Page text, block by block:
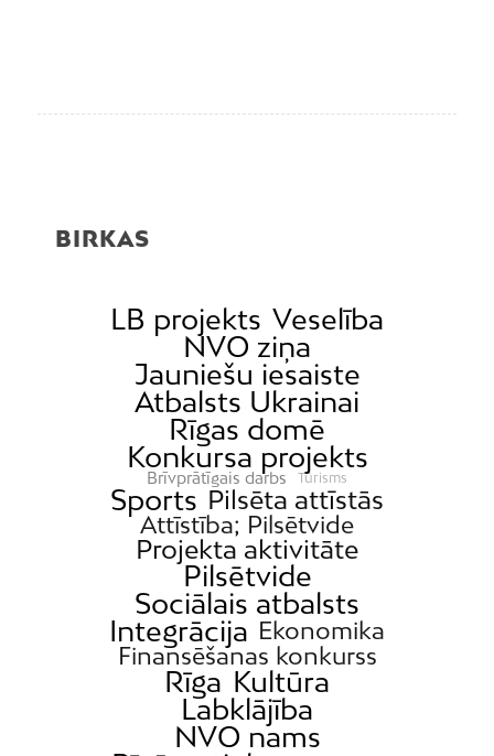
BIRKAS
LB projekts Veselība
NVO ziņa
Jauniešu iesaiste
Atbalsts Ukrainai
Rīgas domē
Konkursa projekts
Brīvprātīgais darbs Tūrisms
Sports Pilsēta attīstās
Attīstība; Pilsētvide
Projekta aktivitāte
Pilsētvide
Sociālais atbalsts
Integrācija Ekonomika
Finansēšanas konkurss
Rīga Kultūra
Labklājība
NVO nams